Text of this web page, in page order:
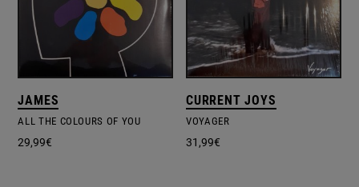
JAMES
ALL THE COLOURS OF YOU
29,99€
CURRENT JOYS
VOYAGER
31,99€